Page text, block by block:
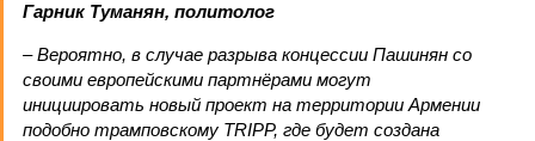
Гарник Туманян, политолог
– Вероятно, в случае разрыва концессии Пашинян со
своими европейскими партнёрами могут
инициировать новый проект на территории Армении
подобно трамповскому TRIPP, где будет создана